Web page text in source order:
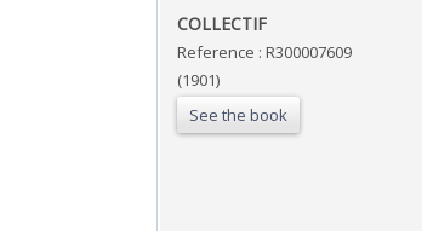
‎COLLECTIF‎
Reference : R300007609
(1901)
See the book